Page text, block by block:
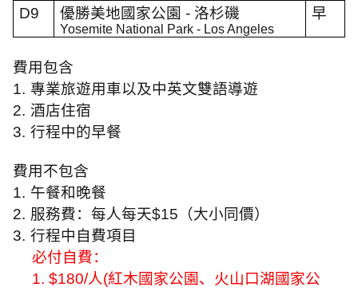
D9 優勝美地國家公園 - 洛杉磯
Yosemite National Park - Los Angeles
早
費用包含
1. 專業旅遊用車以及中英文雙語導遊
2. 酒店住宿
3. 行程中的早餐
費用不包含
1. 午餐和晚餐
2. 服務費：每人每天$15 （大小同價）
3. 行程中自費項目
必付自費：
1. $180/人(紅木國家公園、火山口湖國家公